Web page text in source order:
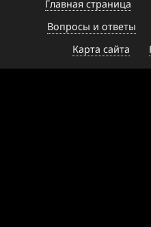
Главная страница
Вопросы и ответы
Карта сайта